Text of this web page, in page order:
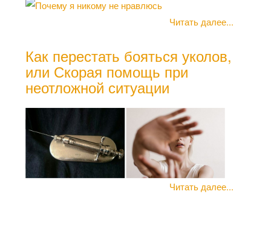
Читать далее...
Как перестать бояться уколов,
или Скорая помощь при
неотложной ситуации
Читать далее...